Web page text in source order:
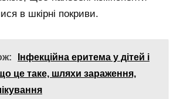
в шкірні покриви.
Інфекційна еритема у дітей і
це таке, шляхи зараження,